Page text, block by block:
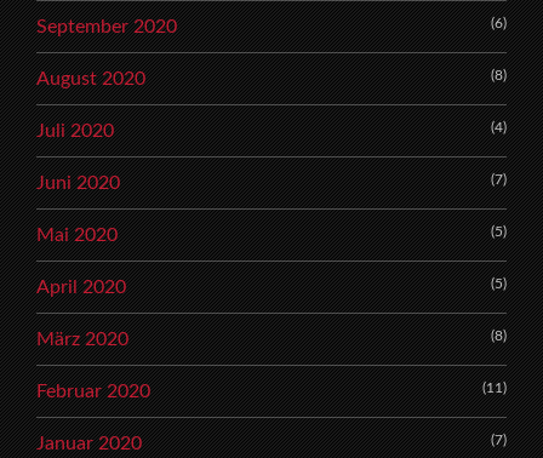
September 2020 (6)
August 2020 (8)
Juli 2020 (4)
Juni 2020 (7)
Mai 2020 (5)
April 2020 (5)
März 2020 (8)
Februar 2020 (11)
Januar 2020 (7)